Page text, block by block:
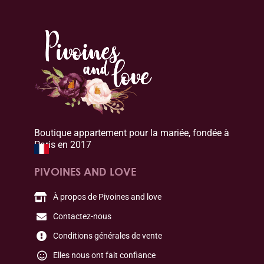
Boutique appartement pour la mariée, fondée à
Paris en 2017
PIVOINES AND LOVE
À propos de Pivoines and love
Contactez-nous
Conditions générales de vente
Elles nous ont fait confiance